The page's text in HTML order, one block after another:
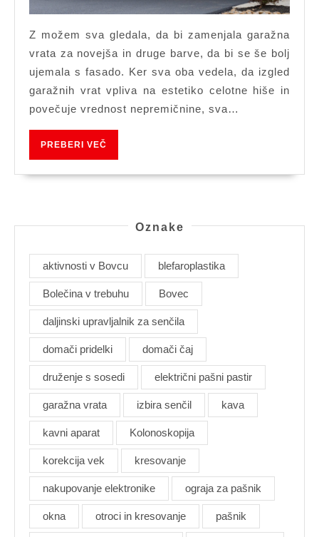
Z možem sva gledala, da bi zamenjala garažna
vrata za novejša in druge barve, da bi se še bolj
ujemala s fasado. Ker sva oba vedela, da izgled
garažnih vrat vpliva na estetiko celotne hiše in
povečuje vrednost nepremičnine, sva…
PREBERI VEČ
Oznake
aktivnosti v Bovcu blefaroplastika
Bolečina v trebuhu Bovec
daljinski upravljalnik za senčila
domači pridelki domači čaj
druženje s sosedi električni pašni pastir
garažna vrata izbira senčil kava
kavni aparat Kolonoskopija
korekcija vek kresovanje
nakupovanje elektronike ograja za pašnik
okna otroci in kresovanje pašnik